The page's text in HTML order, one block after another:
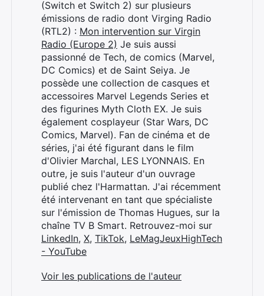
(Switch et Switch 2) sur plusieurs
émissions de radio dont Virging Radio
(RTL2) : Mon intervention sur Virgin
Radio (Europe 2) Je suis aussi
passionné de Tech, de comics (Marvel,
DC Comics) et de Saint Seiya. Je
possède une collection de casques et
accessoires Marvel Legends Series et
des figurines Myth Cloth EX. Je suis
également cosplayeur (Star Wars, DC
Comics, Marvel). Fan de cinéma et de
séries, j'ai été figurant dans le film
d'Olivier Marchal, LES LYONNAIS. En
outre, je suis l'auteur d'un ouvrage
publié chez l'Harmattan. J'ai récemment
été intervenant en tant que spécialiste
sur l'émission de Thomas Hugues, sur la
chaîne TV B Smart. Retrouvez-moi sur
LinkedIn, X, TikTok, LeMagJeuxHighTech
- YouTube
Voir les publications de l'auteur